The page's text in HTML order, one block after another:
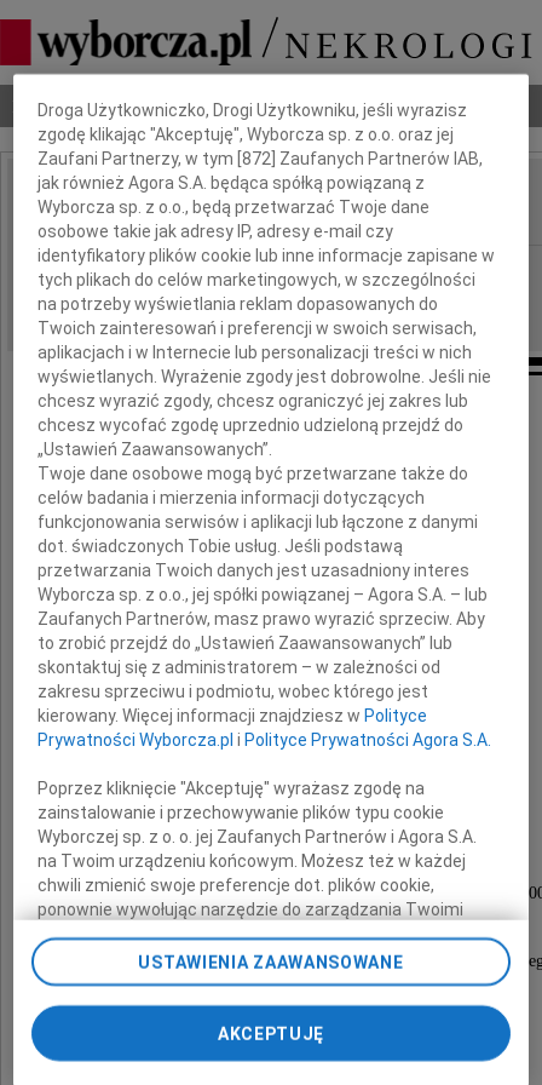
Nekrologi Odeszli Poradnik pogrzebowy
IMIĘ I NAZWISKO: Wiktor Winkszno
REGION: Kraków
DATA EMISJI: 21.11.2012
Wiktor Winkszno
Po długiej i ciężkiej chorobie,
opatrzony świętymi sakramentami,
zmarł w Paryżu dnia 9 listopada 2012 roku.
Msza święta żałobna odprawiona zostanie
w piątek 23 listopada 2012 roku o godzinie
po czym nastąpi odprowadzenie Prochów
Dbamy o Twoją prywatność
Droga Użytkowniczko, Drogi Użytkowniku, jeśli wyrazisz
zgodę klikając "Akceptuję", Wyborcza sp. z o.o. oraz jej
Zaufani Partnerzy, w tym [872 ] Zaufanych Partnerów IAB,
jak również Agora S.A. będąca spółką powiązaną z
Wyborcza sp. z o.o., będą przetwarzać Twoje dane
osobowe takie jak adresy IP, adresy e-mail czy
identyfikatory plików cookie lub inne informacje zapisane w
tych plikach do celów marketingowych, w szczególności
na potrzeby wyświetlania reklam dopasowanych do
Twoich zainteresowań i preferencji w swoich serwisach,
aplikacjach i w Internecie lub personalizacji treści w nich
wyświetlanych. Wyrażenie zgody jest dobrowolne. Jeśli nie
chcesz wyrazić zgody, chcesz ograniczyć jej zakres lub
chcesz wycofać zgodę uprzednio udzieloną przejdź do
„Ustawień Zaawansowanych”.
Twoje dane osobowe mogą być przetwarzane także do
celów badania i mierzenia informacji dotyczących
funkcjonowania serwisów i aplikacji lub łączone z danymi
dot. świadczonych Tobie usług. Jeśli podstawą
przetwarzania Twoich danych jest uzasadniony interes
Wyborcza sp. z o.o., jej spółki powiązanej – Agora S.A. – lub
Zaufanych Partnerów, masz prawo wyrazić sprzeciw. Aby
to zrobić przejdź do „Ustawień Zaawansowanych” lub
skontaktuj się z administratorem – w zależności od
zakresu sprzeciwu i podmiotu, wobec którego jest
kierowany. Więcej informacji znajdziesz w Polityce
Prywatności Wyborcza.pl i Polityce Prywatności Agora S.A.
Poprzez kliknięcie "Akceptuję" wyrażasz zgodę na
zainstalowanie i przechowywanie plików typu cookie
Wyborczej sp. z o. o. jej Zaufanych Partnerów i Agora S.A.
na Twoim urządzeniu końcowym. Możesz też w każdej
chwili zmienić swoje preferencje dot. plików cookie,
ponownie wywołując narzędzie do zarządzania Twoimi
preferencjami dot. przetwarzania danych poprzez
odnośnik „Ustawienia prywatności” w stopce serwisu i
przechodząc do sekcji „Ustawienia zaawansowane”.
Zmiana ustawień plików cookie możliwa jest także za
pomocą ustawień przeglądarki.
USTAWIENIA ZAAWANSOWANE
AKCEPTUJĘ